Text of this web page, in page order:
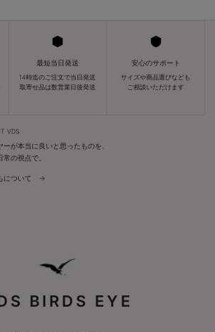
最短当日発送
14時迄のご注文で当日発送
取寄せ品は数営業日後発送
安心のサポート
サイズや商品選びなども
ご相談いただけます
VDS
ーが本当に良いと思ったものを、
常の視点で。
について →
BIRDS EYE